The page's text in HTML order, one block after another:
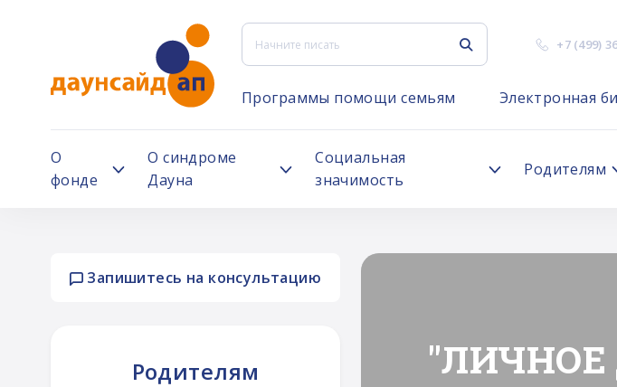
+7 (499)
Программы помощи семьям Электронная
О
фонде
О синдроме
Дауна
Социальная
значимость
Родителям
Запишитесь на консультацию
Родителям "ЛИЧНОЕ